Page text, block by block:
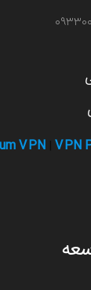
VPN VPN